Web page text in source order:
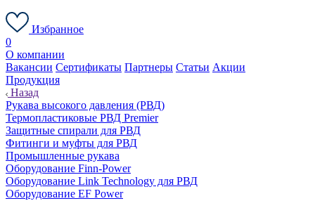
Избранное
0
О компании
Вакансии Сертификаты Партнеры Статьи Акции
Продукция
Назад
Рукава высокого давления (РВД)
Термопластиковые РВД Premier
Защитные спирали для РВД
Фитинги и муфты для РВД
Промышленные рукава
Оборудование Finn-Power
Оборудование Link Technology для РВД
Оборудование EF Power